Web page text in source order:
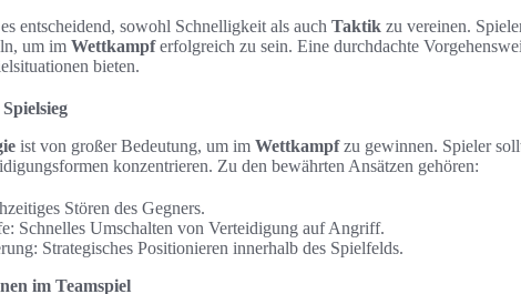
entscheidend, sowohl Schnelligkeit als auch Taktik zu vereinen.
um im Wettkampferfolgreich zu sein. Eine durchdachte
bieten.
ist von großer Bedeutung, um im Wettkampfzu gewinnen. Spieler
konzentrieren. Zu den bewährten Ansätzen gehören:
Stören des Gegners.
Schnelles Umschalten von Verteidigung auf Angriff.
Strategisches Positionieren innerhalb des Spielfelds.
im Teamspiel